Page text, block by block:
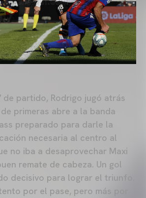
de partido, Rodrigo jugó atrás
primeras abre a la banda
preparado para darle la
necesaria al centro al
no iba a desaprovechar Maxi
remate de cabeza. Un gol
decisivo para lograr el triunfo.
por el pase, pero más por